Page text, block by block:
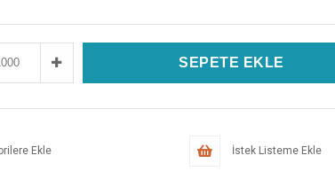
Ekle İstek Listeme Ekle